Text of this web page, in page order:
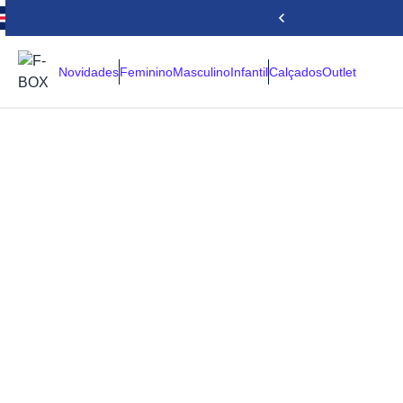
NovidadesFemininoMasculinoInfantilCalçadosOutlet